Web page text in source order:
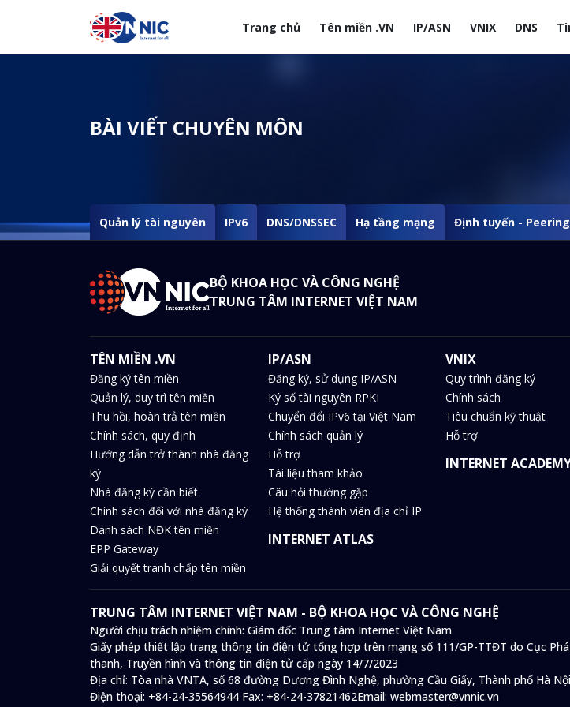
Nhảy đến nội dung
Trang chủ Tên miền .VN IP/ASN VNIX DNS
Menuheader của website
BÀI VIẾT CHUYÊN MÔN
Quản lý tài nguyên IPv6 DNS/DNSSEC Hạ tầng mạng Định tuyến - Peering
BỘ KHOA HỌC VÀ CÔNG NGHỆ
TRUNG TÂM INTERNET VIỆT NAM
TÊN MIỀN .VN
Đăng ký tên miền
Quản lý, duy trì tên miền
Thu hồi, hoàn trả tên miền
Chính sách, quy định
Hướng dẫn trở thành nhà đăng
ký
Nhà đăng ký cần biết
Chính sách đối với nhà đăng ký
Danh sách NĐK tên miền
EPP Gateway
Giải quyết tranh chấp tên miền
IP/ASN
Đăng ký, sử dụng IP/ASN
Ký số tài nguyên RPKI
Chuyển đổi IPv6 tại Việt Nam
Chính sách quản lý
Hỗ trợ
Tài liệu tham khảo
Câu hỏi thường gặp
Hệ thống thành viên địa chỉ IP
INTERNET ATLAS
VNIX
Quy trình đăng ký
Chính sách
Tiêu chuẩn kỹ thuật
Hỗ trợ
INTERNET
TRUNG TÂM INTERNET VIỆT NAM - BỘ KHOA HỌC VÀ CÔNG NGHỆ
Người chịu trách nhiệm chính: Giám đốc Trung tâm Internet Việt Nam
Giấy phép thiết lập trang thông tin điện tử tổng hợp trên mạng số 111/GP-TTĐT do Cục
thanh, Truyền hình và thông tin điện tử cấp ngày 14/7/2023
Địa chỉ: Tòa nhà VNTA, số 68 đường Dương Đình Nghệ, phường Cầu Giấy, Thành phố Hà Nội
Điện thoại: +84-24-35564944 Fax: +84-24-37821462Email: webmaster@vnnic.vn